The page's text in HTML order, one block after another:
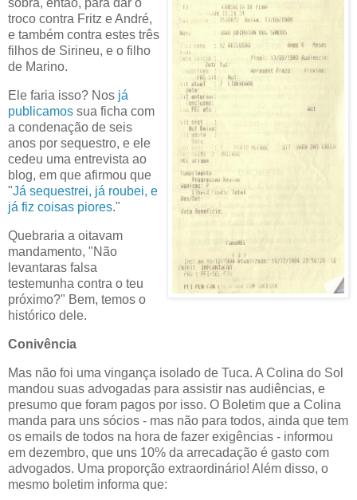
sobra, então, para dar o
troco contra Fritz e André,
e também contra estes três
filhos de Sirineu, e o filho
de Marino.
Ele faria isso? Nos já
publicamos sua ficha com
a condenação de seis
anos por sequestro, e ele
cedeu uma entrevista ao
blog, em que afirmou que
"Já sequestrei, já roubei, e
já fiz coisas piores."
Quebraria a oitavam
mandamento, "Não
levantaras falsa
testemunha contra o teu
próximo?" Bem, temos o
histórico dele.
Conivência
Mas não foi uma vingança isolado de Tuca. A Colina do Sol
mandou suas advogadas para assistir nas audiências, e
presumo que foram pagos por isso. O Boletim que a Colina
manda para uns sócios - mas não para todos, ainda que tem
os emails de todos na hora de fazer exigências - informou
em dezembro, que uns 10% da arrecadação é gasto com
advogados. Uma proporção extraordinário! Além disso, o
mesmo boletim informa que: